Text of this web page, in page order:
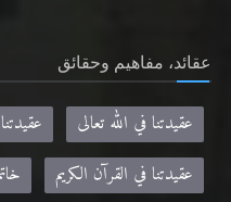
عقائد، مفاهيم وحقائق
عقيدتنا في الله تعالى
عقيدتنا في القرآن الكريم